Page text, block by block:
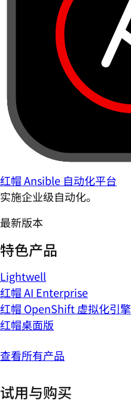
红帽 Ansible 自动化平台
实施企业级自动化。
最新版本
特色产品
Lightwell
红帽 AI Enterprise
红帽 OpenShift 虚拟化引擎
红帽桌面版
查看所有产品
试用与购买